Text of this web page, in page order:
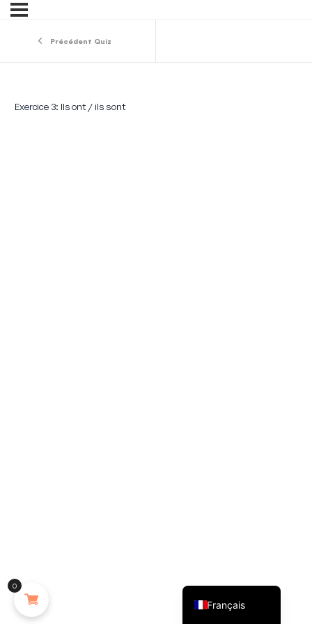
Précédent Quiz
Exercice 3: Ils ont / ils sont
0
Français